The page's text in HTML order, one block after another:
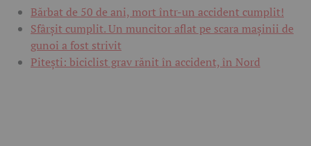
Bărbat de 50 de ani, mort într-un accident cumplit!
Sfârșit cumplit. Un muncitor aflat pe scara mașinii de
gunoi a fost strivit
Pitești: biciclist grav rănit în accident, în Nord